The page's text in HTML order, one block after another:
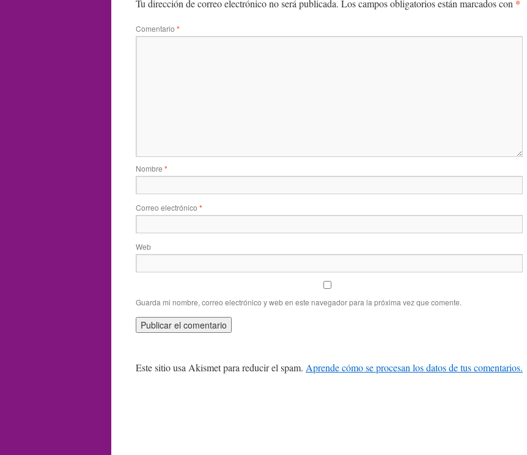
Tu dirección de correo electrónico no será publicada. Los campos obligatorios están marcados con *
Comentario *
Nombre *
Correo electrónico *
Web
Guarda mi nombre, correo electrónico y web en este navegador para la próxima vez que comente.
Este sitio usa Akismet para reducir el spam. Aprende cómo se procesan los datos de tus comentarios.